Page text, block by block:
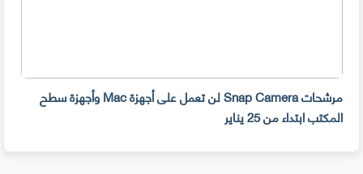
مرشحات Snap Camera لن تعمل على أجهزة Mac وأجهزة سطح
المكتب ابتداء من 25 يناير